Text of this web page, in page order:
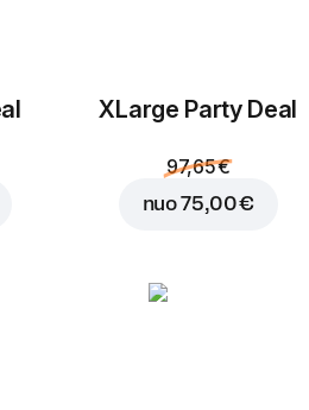
ХLarge Party Deal
97,65 €
nuo75,00 €